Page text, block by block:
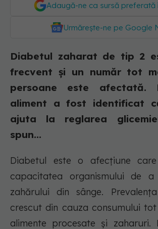
Adaugă-ne ca sursă preferată
Urmărește-ne pe Google
Diabetul zaharat de tip 2
frecvent și un număr tot
persoane este afectată.
aliment a fost identificat
ajuta la reglarea
spun...
Diabetul este o afecțiune
capacitatea organismului de
zahărului din sânge.
crescut din cauza consumului
alimente procesate și zaharuri.